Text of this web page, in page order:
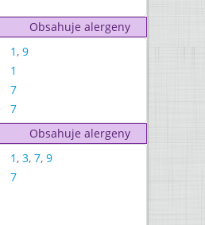
Obsahuje alergeny
1, 9
1
7
7
Obsahuje alergeny
1, 3, 7, 9
7